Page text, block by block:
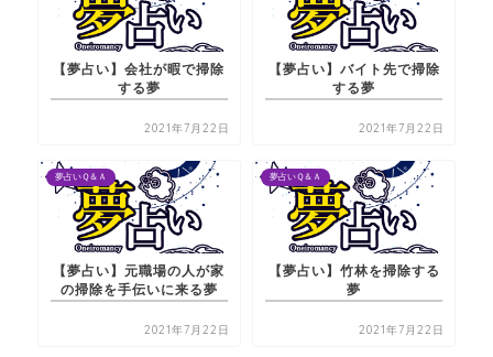
【夢占い】会社が暇で掃除
する夢
2021年7月22日
【夢占い】バイト先で掃除
する夢
2021年7月22日
夢占いＱ＆Ａ
【夢占い】元職場の人が家
の掃除を手伝いに来る夢
2021年7月22日
夢占いＱ＆Ａ
【夢占い】竹林を掃除する
夢
2021年7月22日